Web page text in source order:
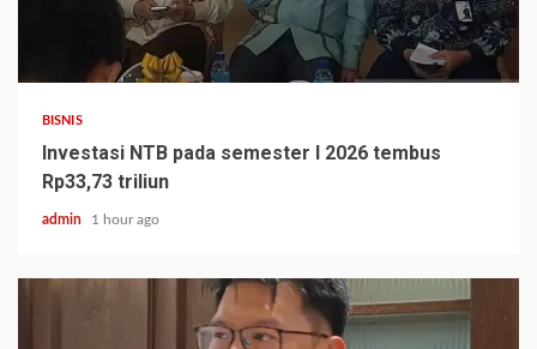
BISNIS
Investasi NTB pada semester I 2026 tembus
Rp33,73 triliun
admin 1 hour ago